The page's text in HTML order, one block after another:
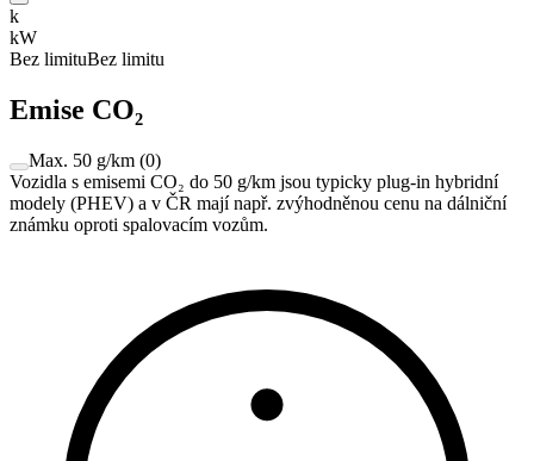
k
kW
Bez limituBez limitu
Emise CO₂
Max. 50 g/km (0)
Vozidla s emisemi CO₂ do 50 g/km jsou typicky plug-in hybridní
modely (PHEV) a v ČR mají např. zvýhodněnou cenu na dálniční
známku oproti spalovacím vozům.